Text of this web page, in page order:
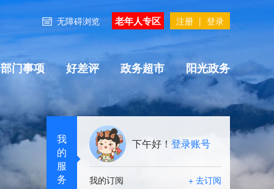
无障碍浏览 老年人专区 注册 | 登录
部门事项 好差评 政务超市 阳光政务